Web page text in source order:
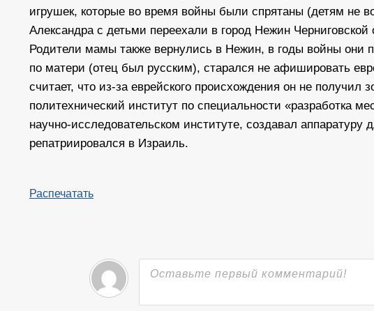
игрушек, которые во время войны были спрятаны (детям не
Александра с детьми переехали в город Нежин
Родители мамы также вернулись в Нежин, в годы войны они
по матери (отец был русским), старался не афишировать
считает, что из-за еврейского происхождения он не получил
политехнический институт по специальности «разработка
научно-исследовательском институте, создавал
репатриировался в Израиль.
Распечатать